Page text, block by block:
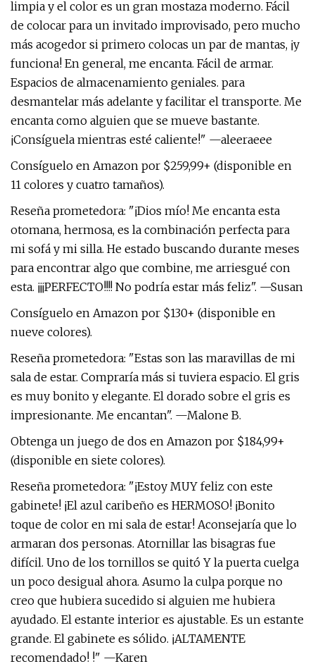
limpia y el color es un gran mostaza moderno. Fácil
de colocar para un invitado improvisado, pero mucho
más acogedor si primero colocas un par de mantas, ¡y
funciona! En general, me encanta. Fácil de armar.
Espacios de almacenamiento geniales. para
desmantelar más adelante y facilitar el transporte. Me
encanta como alguien que se mueve bastante.
¡Consíguela mientras esté caliente!" —aleeraeee
Consíguelo en Amazon por $259,99+ (disponible en
11 colores y cuatro tamaños).
Reseña prometedora: "¡Dios mío! Me encanta esta
otomana, hermosa, es la combinación perfecta para
mi sofá y mi silla. He estado buscando durante meses
para encontrar algo que combine, me arriesgué con
esta. ¡¡¡PERFECTO!!!! No podría estar más feliz". —Susan
Consíguelo en Amazon por $130+ (disponible en
nueve colores).
Reseña prometedora: "Estas son las maravillas de mi
sala de estar. Compraría más si tuviera espacio. El gris
es muy bonito y elegante. El dorado sobre el gris es
impresionante. Me encantan". —Malone B.
Obtenga un juego de dos en Amazon por $184,99+
(disponible en siete colores).
Reseña prometedora: "¡Estoy MUY feliz con este
gabinete! ¡El azul caribeño es HERMOSO! ¡Bonito
toque de color en mi sala de estar! Aconsejaría que lo
armaran dos personas. Atornillar las bisagras fue
difícil. Uno de los tornillos se quitó Y la puerta cuelga
un poco desigual ahora. Asumo la culpa porque no
creo que hubiera sucedido si alguien me hubiera
ayudado. El estante interior es ajustable. Es un estante
grande. El gabinete es sólido. ¡ALTAMENTE
recomendado! !" —Karen